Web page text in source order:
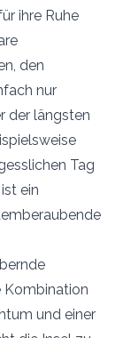
ihre Ruhe
den
nur
der längsten
Tag
ein
Kombination
und einer